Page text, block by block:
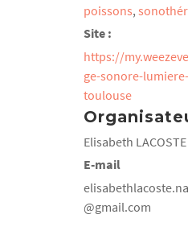
poissons,
Site :
https://
ge-sonore-
toulouse
Elisabeth LACOSTE
E-mail
@gmail.com